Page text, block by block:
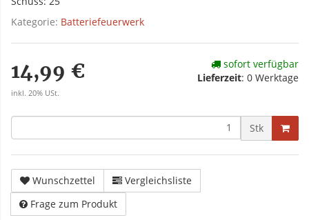
Kategorie: Batteriefeuerwerk
14,99 €
inkl. 20% USt.
sofort verfügbar
Lieferzeit: 0 Werktage
Stk
Wunschzettel
Vergleichsliste
Frage zum Produkt